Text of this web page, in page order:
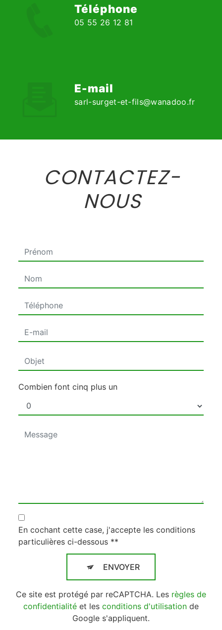
Téléphone
05 55 26 12 81
E-mail
sarl-surget-et-fils@wanadoo.fr
CONTACTEZ-
NOUS
Combien font cinq plus un
En cochant cette case, j'accepte les conditions
particulières ci-dessous **
ENVOYER
Ce site est protégé par reCAPTCHA. Les règles de
confidentialité et les conditions d'utilisation de
Google s'appliquent.